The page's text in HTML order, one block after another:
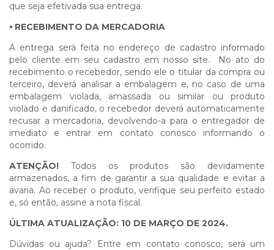
que seja efetivada sua entrega.
⦁ RECEBIMENTO DA MERCADORIA
A entrega será feita no endereço de cadastro informado
pelo cliente em seu cadastro em nosso site. No ato do
recebimento o recebedor, sendo ele o titular da compra ou
terceiro, deverá analisar a embalagem e, no caso de uma
embalagem violada, amassada ou similar ou produto
violado e danificado, o recebedor deverá automaticamente
recusar a mercadoria, devolvendo-a para o entregador de
imediato e entrar em contato conosco informando o
ocorrido.
ATENÇÃO! Todos os produtos são devidamente
armazenados, a fim de garantir a sua qualidade e evitar a
avaria. Ao receber o produto, verifique seu perfeito estado
e, só então, assine a nota fiscal.
ÚLTIMA ATUALIZAÇÃO: 10 DE MARÇO DE 2024.
Dúvidas ou ajuda? Entre em contato conosco, será um